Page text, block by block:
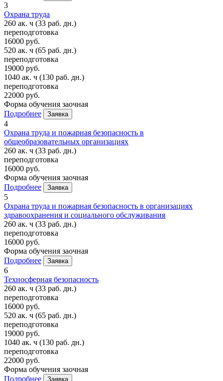
3
Охрана труда
260 ак. ч (33 раб. дн.)
переподготовка
16000 руб.
520 ак. ч (65 раб. дн.)
переподготовка
19000 руб.
1040 ак. ч (130 раб. дн.)
переподготовка
22000 руб.
Форма обучения заочная
Подробнее
Заявка
4
Охрана труда и пожарная безопасность в
общеобразовательных организациях
260 ак. ч (33 раб. дн.)
переподготовка
16000 руб.
Форма обучения заочная
Подробнее
Заявка
5
Охрана труда и пожарная безопасность в организациях
здравоохранения и социального обслуживания
260 ак. ч (33 раб. дн.)
переподготовка
16000 руб.
Форма обучения заочная
Подробнее
Заявка
6
Техносферная безопасность
260 ак. ч (33 раб. дн.)
переподготовка
16000 руб.
520 ак. ч (65 раб. дн.)
переподготовка
19000 руб.
1040 ак. ч (130 раб. дн.)
переподготовка
22000 руб.
Форма обучения заочная
Подробнее
Заявка